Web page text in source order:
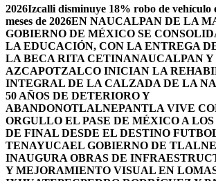
2026Izcalli disminuye 18% robo de vehículo
meses de 2026EN NAUCALPAN DE LA
GOBIERNO DE MÉXICO SE
LA EDUCACIÓN, CON LA ENTREGA
LA BECA RITA CETINANAUCALPAN Y
AZCAPOTZALCO INICIAN LA
INTEGRAL DE LA CALZADA DE LA
50 AÑOS DE DETERIORO Y
ABANDONOTLALNEPANTLA VIVE
ORGULLO EL PASE DE MÉXICO A
DE FINAL DESDE EL DESTINO
TENAYUCAEL GOBIERNO DE
INAUGURA OBRAS DE
Y MEJORAMIENTO VISUAL EN